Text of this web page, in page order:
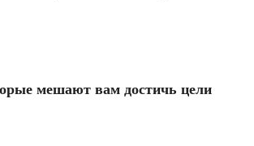
мешают вам достичь цели